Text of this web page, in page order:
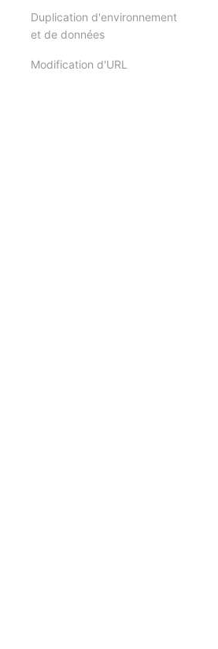
Duplication d'environnement
et de données
Modification d'URL